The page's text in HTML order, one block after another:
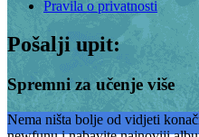
Pravila o privatnosti
Pošalji upit:
Spremni za učenje više
Nema ništa bolje od vidjeti